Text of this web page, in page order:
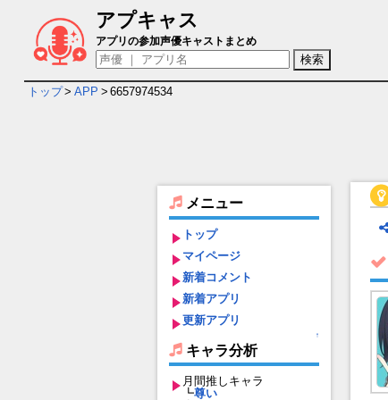
アプキャス
ステラソラ キャラ＆声優（CV）一覧
アプリの参加声優キャストまとめ
トップ> APP > 6657974534
メニュー
トップ
マイページ
新着コメント
新着アプリ
更新アプリ
↑
キャラ分析
月間推しキャラ
┗尊い